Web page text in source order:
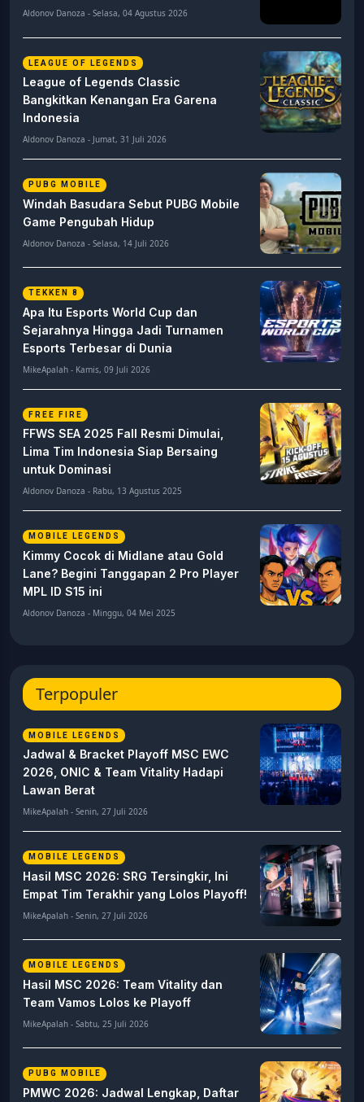
Aldonov Danoza - Selasa, 04 Agustus 2026
LEAGUE OF LEGENDS
League of Legends Classic
Bangkitkan Kenangan Era Garena
Indonesia
Aldonov Danoza - Jumat, 31 Juli 2026
PUBG MOBILE
Windah Basudara Sebut PUBG Mobile
Game Pengubah Hidup
Aldonov Danoza - Selasa, 14 Juli 2026
TEKKEN 8
Apa Itu Esports World Cup dan
Sejarahnya Hingga Jadi Turnamen
Esports Terbesar di Dunia
MikeApalah - Kamis, 09 Juli 2026
FREE FIRE
FFWS SEA 2025 Fall Resmi Dimulai,
Lima Tim Indonesia Siap Bersaing
untuk Dominasi
Aldonov Danoza - Rabu, 13 Agustus 2025
MOBILE LEGENDS
Kimmy Cocok di Midlane atau Gold
Lane? Begini Tanggapan 2 Pro Player
MPL ID S15 ini
Aldonov Danoza - Minggu, 04 Mei 2025
Terpopuler
MOBILE LEGENDS
Jadwal & Bracket Playoff MSC EWC
2026, ONIC & Team Vitality Hadapi
Lawan Berat
MikeApalah - Senin, 27 Juli 2026
MOBILE LEGENDS
Hasil MSC 2026: SRG Tersingkir, Ini
Empat Tim Terakhir yang Lolos Playoff!
MikeApalah - Senin, 27 Juli 2026
MOBILE LEGENDS
Hasil MSC 2026: Team Vitality dan
Team Vamos Lolos ke Playoff
MikeApalah - Sabtu, 25 Juli 2026
PUBG MOBILE
PMWC 2026: Jadwal Lengkap, Daftar